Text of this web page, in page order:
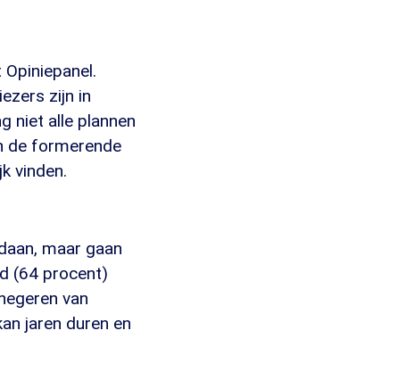
zijn in
niet alle plannen
de formerende
vinden.
maar gaan
(64 procent)
van
jaren duren en